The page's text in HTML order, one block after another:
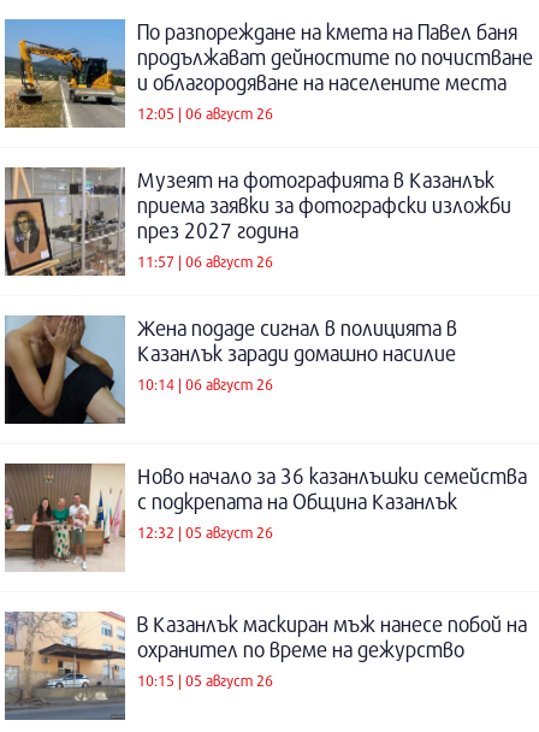
По разпореждане на кмета на Павел баня
продължават дейностите по почистване
и облагородяване на населените места
12:05 | 06 август 26
Музеят на фотографията в Казанлък
приема заявки за фотографски изложби
през 2027 година
11:57 | 06 август 26
Жена подаде сигнал в полицията в
Казанлък заради домашно насилие
10:14 | 06 август 26
Ново начало за 36 казанлъшки семейства
с подкрепата на Община Казанлък
12:32 | 05 август 26
В Казанлък маскиран мъж нанесе побой на
охранител по време на дежурство
10:15 | 05 август 26